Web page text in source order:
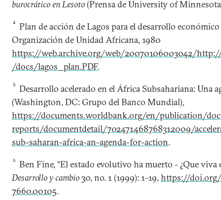
burocrático en Lesoto(Prensa de University of
4
Plan de acción de Lagos para el desarrollo
Organización de Unidad Africana, 1980
https://web.archive.org/web/20070106003042/
/docs/lagos_plan.PDF.
5
Desarrollo acelerado en el África Subsahariana: Una
(Washington, DC: Grupo del Banco Mundial),
https://documents.worldbank.org/en/publication/
reports/documentdetail/702471468768312009/
sub-saharan-africa-an-agenda-for-action.
6
Ben Fine, “El estado evolutivo ha muerto - ¿Que viva
Desarrollo y cambio30, no. 1 (1999): 1–19, https://doi.org/
7660.00105.